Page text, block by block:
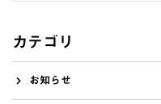
カテゴリ
お知らせ